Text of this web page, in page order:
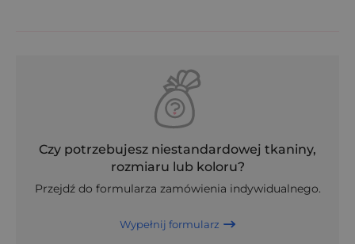
Czy potrzebujesz niestandardowej tkaniny,
rozmiaru lub koloru?
Przejdź do formularza zamówienia indywidualnego.
Wypełnij formularz